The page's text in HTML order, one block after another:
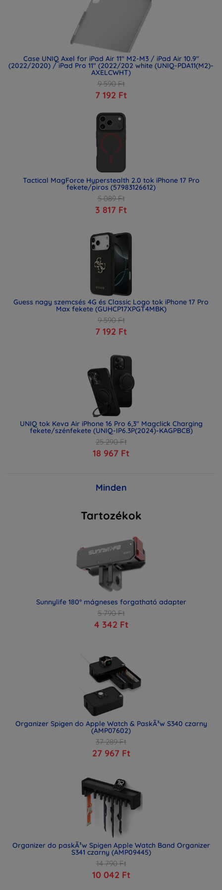
Case UNIQ Axel for iPad Air 11" M2-M3 / iPad Air 10.9"
(2022/2020) / iPad Pro 11" (2022/202 white (UNIQ-PDA11(M2)-
AXELCWHT)
9 590 Ft
7 192 Ft
Tactical MagForce Hyperstealth 2.0 tok iPhone 17 Pro
fekete/piros (57983126612)
5 089 Ft
3 817 Ft
Guess nagy szemcsés 4G és Classic Logo tok iPhone 17 Pro
Max fekete (GUHCP17XPGT4MBK)
9 590 Ft
7 192 Ft
UNIQ tok Keva Air iPhone 16 Pro 6,3" Magclick Charging
fekete/szénfekete (UNIQ-IP6.3P(2024)-KAGPBCB)
25 290 Ft
18 967 Ft
Minden
Tartozékok
Sunnylife 180° mágneses forgatható adapter
5 790 Ft
4 342 Ft
Organizer Spigen do Apple Watch & PaskÃ³w S340 czarny
(AMP07602)
37 289 Ft
27 967 Ft
Organizer do paskÃ³w Spigen Apple Watch Band Organizer
S341 czarny (AMP09445)
14 790 Ft
10 042 Ft